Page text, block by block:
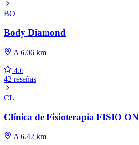
BO
Body Diamond
A 6.06 km
4.6
42 reseñas
CL
Clínica de Fisioterapia FISIO ON
A 6.42 km